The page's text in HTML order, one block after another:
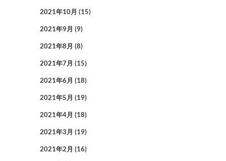
2021年10月 (15)
2021年9月 (9)
2021年8月 (8)
2021年7月 (15)
2021年6月 (18)
2021年5月 (19)
2021年4月 (18)
2021年3月 (19)
2021年2月 (16)